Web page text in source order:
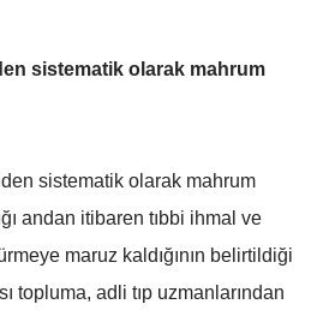
Kırşehir
Konya
Kütahya
Malatya
sistematik olarak mahrum
sistematik olarak mahrum
andan itibaren tıbbi ihmal ve
maruz kaldığının belirtildiği
topluma, adli tıp uzmanlarından